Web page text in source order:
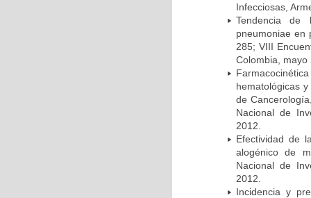
Infecciosas,
Tendencia de
pneumoniae en
285; VIII
Colombia, mayo
hematológicas
de
Nacional de
2012.
Efectividad de
alogénico de
Nacional de
2012.
Incidencia y